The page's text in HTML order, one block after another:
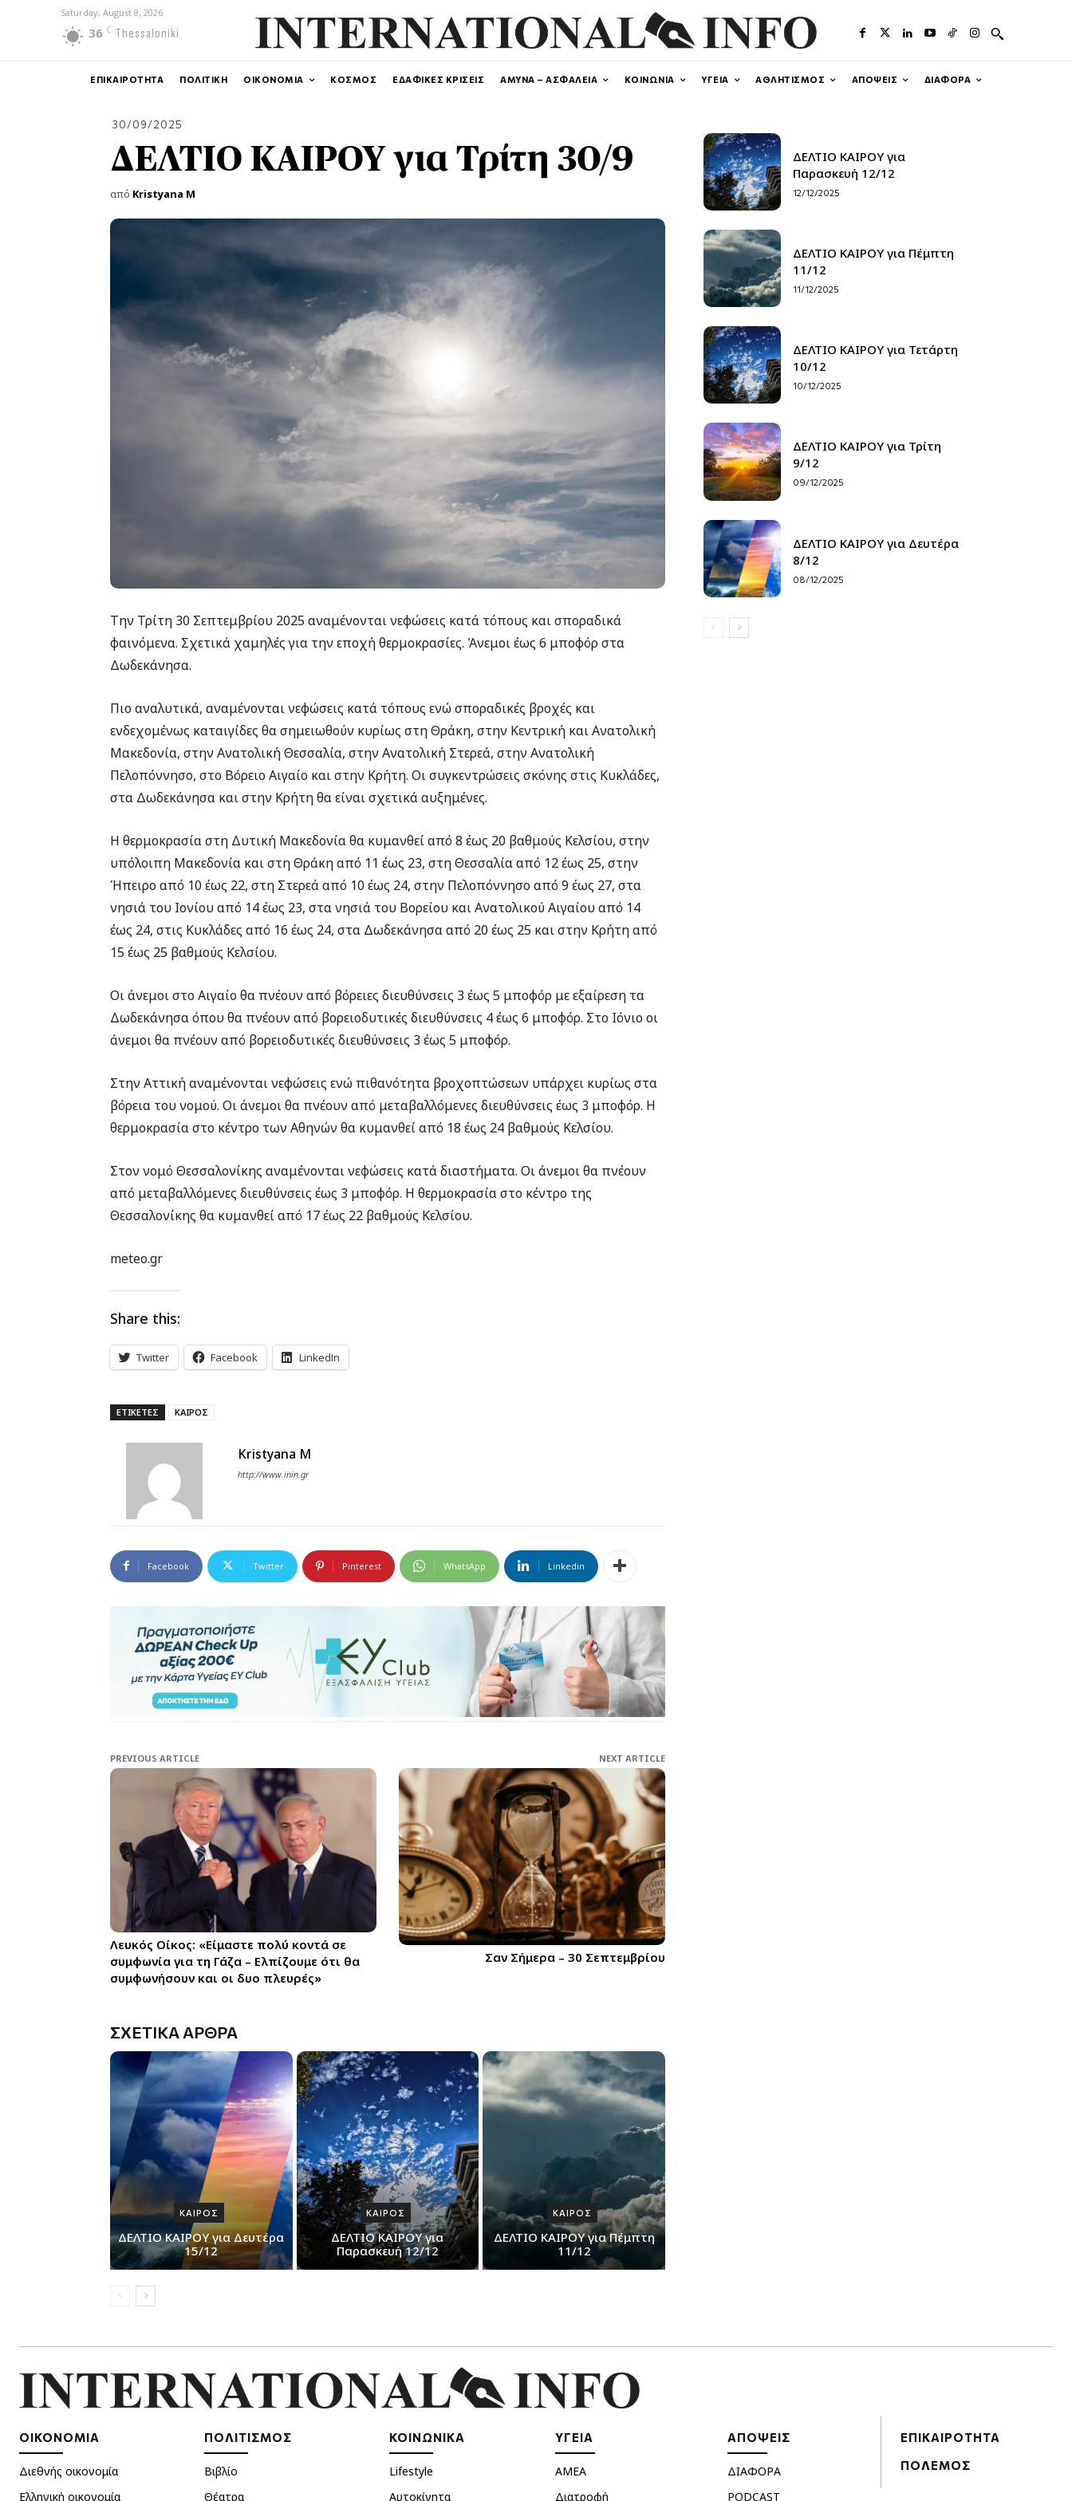
Saturday, August 8, 2026
36 C Thessaloniki
ΕΠΙΚΑΙΡΟΤΗΤΑ ΠΟΛΙΤΙΚΗ ΟΙΚΟΝΟΜΙΑ ΚΟΣΜΟΣ ΕΔΑΦΙΚΕΣ ΚΡΙΣΕΙΣ ΑΜΥΝΑ – ΑΣΦΑΛΕΙΑ ΚΟΙΝΩΝΙΑ ΥΓΕΙΑ ΑΘΛΗΤΙΣΜΟΣ ΑΠΟΨΕΙΣ ΔΙΑΦΟΡΑ
30/09/2025
ΔΕΛΤΙΟ ΚΑΙΡΟΥ για Τρίτη 30/9
από Kristyana M
Την Τρίτη 30 Σεπτεμβρίου 2025 αναμένονται νεφώσεις κατά τόπους και σποραδικά
φαινόμενα. Σχετικά χαμηλές για την εποχή θερμοκρασίες. Άνεμοι έως 6 μποφόρ στα
Δωδεκάνησα.
Πιο αναλυτικά, αναμένονται νεφώσεις κατά τόπους ενώ σποραδικές βροχές και
ενδεχομένως καταιγίδες θα σημειωθούν κυρίως στη Θράκη, στην Κεντρική και Ανατολική
Μακεδονία, στην Ανατολική Θεσσαλία, στην Ανατολική Στερεά, στην Ανατολική
Πελοπόννησο, στο Βόρειο Αιγαίο και στην Κρήτη. Οι συγκεντρώσεις σκόνης στις Κυκλάδες,
στα Δωδεκάνησα και στην Κρήτη θα είναι σχετικά αυξημένες.
Η θερμοκρασία στη Δυτική Μακεδονία θα κυμανθεί από 8 έως 20 βαθμούς Κελσίου, στην
υπόλοιπη Μακεδονία και στη Θράκη από 11 έως 23, στη Θεσσαλία από 12 έως 25, στην
Ήπειρο από 10 έως 22, στη Στερεά από 10 έως 24, στην Πελοπόννησο από 9 έως 27, στα
νησιά του Ιονίου από 14 έως 23, στα νησιά του Βορείου και Ανατολικού Αιγαίου από 14
έως 24, στις Κυκλάδες από 16 έως 24, στα Δωδεκάνησα από 20 έως 25 και στην Κρήτη από
15 έως 25 βαθμούς Κελσίου.
Οι άνεμοι στο Αιγαίο θα πνέουν από βόρειες διευθύνσεις 3 έως 5 μποφόρ με εξαίρεση τα
Δωδεκάνησα όπου θα πνέουν από βορειοδυτικές διευθύνσεις 4 έως 6 μποφόρ. Στο Ιόνιο οι
άνεμοι θα πνέουν από βορειοδυτικές διευθύνσεις 3 έως 5 μποφόρ.
Στην Αττική αναμένονται νεφώσεις ενώ πιθανότητα βροχοπτώσεων υπάρχει κυρίως στα
βόρεια του νομού. Οι άνεμοι θα πνέουν από μεταβαλλόμενες διευθύνσεις έως 3 μποφόρ. Η
θερμοκρασία στο κέντρο των Αθηνών θα κυμανθεί από 18 έως 24 βαθμούς Κελσίου.
Στον νομό Θεσσαλονίκης αναμένονται νεφώσεις κατά διαστήματα. Οι άνεμοι θα πνέουν
από μεταβαλλόμενες διευθύνσεις έως 3 μποφόρ. Η θερμοκρασία στο κέντρο της
Θεσσαλονίκης θα κυμανθεί από 17 έως 22 βαθμούς Κελσίου.
meteo.gr
Share this:
Twitter Facebook LinkedIn
ΕΤΙΚΕΤΕΣ ΚΑΙΡΟΣ
Kristyana M
http://www.inin.gr
Facebook Twitter Pinterest WhatsApp Linkedin
PREVIOUS ARTICLE
Λευκός Οίκος: «Είμαστε πολύ κοντά σε
συμφωνία για τη Γάζα – Ελπίζουμε ότι θα
συμφωνήσουν και οι δυο πλευρές»
NEXT ARTICLE
Σαν Σήμερα – 30 Σεπτεμβρίου
ΣΧΕΤΙΚΑ ΑΡΘΡΑ
ΚΑΙΡΟΣ
ΔΕΛΤΙΟ ΚΑΙΡΟΥ για Δευτέρα
15/12
ΚΑΙΡΟΣ
ΔΕΛΤΙΟ ΚΑΙΡΟΥ για
Παρασκευή 12/12
ΚΑΙΡΟΣ
ΔΕΛΤΙΟ ΚΑΙΡΟΥ για Πέμπτη
11/12
ΔΕΛΤΙΟ ΚΑΙΡΟΥ για
Παρασκευή 12/12
12/12/2025
ΔΕΛΤΙΟ ΚΑΙΡΟΥ για Πέμπτη
11/12
11/12/2025
ΔΕΛΤΙΟ ΚΑΙΡΟΥ για Τετάρτη
10/12
10/12/2025
ΔΕΛΤΙΟ ΚΑΙΡΟΥ για Τρίτη
9/12
09/12/2025
ΔΕΛΤΙΟ ΚΑΙΡΟΥ για Δευτέρα
8/12
08/12/2025
ΟΙΚΟΝΟΜΙΑ
Διεθνής οικονομία
Ελληνική οικονομία
ΠΟΛΙΤΙΣΜΟΣ
Βιβλίο
Θέατρα
ΚΟΙΝΩΝΙΚΑ
Lifestyle
Αυτοκίνητα
ΥΓΕΙΑ
ΑΜΕΑ
Διατροφή
ΑΠΟΨΕΙΣ
ΔΙΑΦΟΡΑ
PODCAST
ΕΠΙΚΑΙΡΟΤΗΤΑ
ΠΟΛΕΜΟΣ